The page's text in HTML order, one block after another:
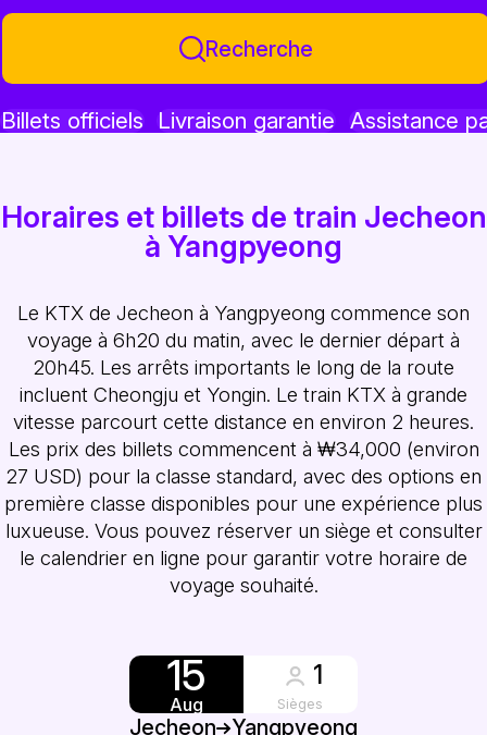
Recherche
Billets officiels Livraison garantie Assistance
Horaires et billets de train Jecheon
à Yangpyeong
Le KTX de Jecheon à Yangpyeong commence son
voyage à 6h20 du matin, avec le dernier départ à
20h45. Les arrêts importants le long de la route
incluent Cheongju et Yongin. Le train KTX à grande
vitesse parcourt cette distance en environ 2 heures.
Les prix des billets commencent à ₩34,000 (environ
27 USD) pour la classe standard, avec des options en
première classe disponibles pour une expérience plus
luxueuse. Vous pouvez réserver un siège et consulter
le calendrier en ligne pour garantir votre horaire de
voyage souhaité.
15
Aug
1
Sièges
Jecheon Yangpyeong